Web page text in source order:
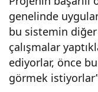
genelinde
bu sistemin diğer
çalışmalar
ediyorlar, önce
görmek